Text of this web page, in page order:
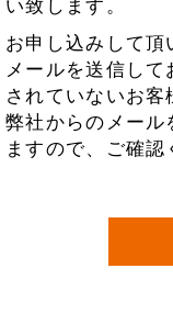
い致します。
お申し込みして
メールを送信し
されていないお客
弊社からのメール
ますので、ご確認